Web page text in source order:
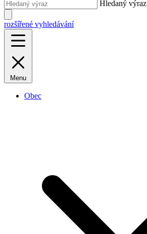
Hledaný výraz
rozšířené vyhledávání
Menu
Obec